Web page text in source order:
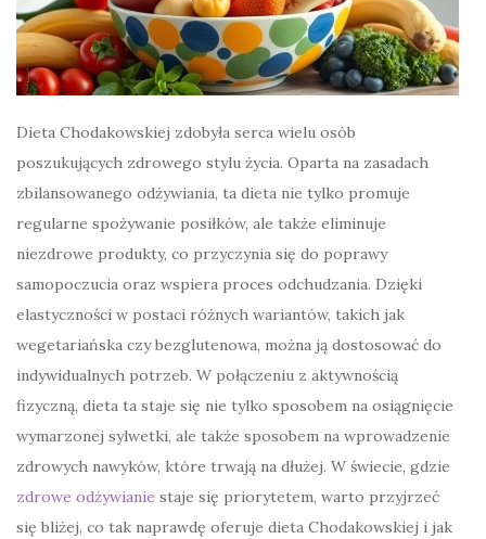
Dieta Chodakowskiej zdobyła serca wielu osób
poszukujących zdrowego stylu życia. Oparta na zasadach
zbilansowanego odżywiania, ta dieta nie tylko promuje
regularne spożywanie posiłków, ale także eliminuje
niezdrowe produkty, co przyczynia się do poprawy
samopoczucia oraz wspiera proces odchudzania. Dzięki
elastyczności w postaci różnych wariantów, takich jak
wegetariańska czy bezglutenowa, można ją dostosować do
indywidualnych potrzeb. W połączeniu z aktywnością
fizyczną, dieta ta staje się nie tylko sposobem na osiągnięcie
wymarzonej sylwetki, ale także sposobem na wprowadzenie
zdrowych nawyków, które trwają na dłużej. W świecie, gdzie
zdrowe odżywianie staje się priorytetem, warto przyjrzeć
się bliżej, co tak naprawdę oferuje dieta Chodakowskiej i jak